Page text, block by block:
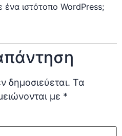
ένα ιστότοπο WordPress;
δημοσιεύεται. Τα
με *